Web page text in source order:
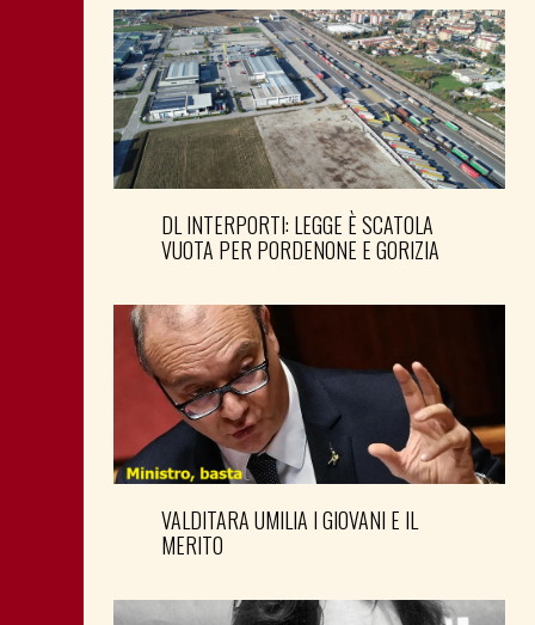
DL INTERPORTI: LEGGE È SCATOLA
VUOTA PER PORDENONE E GORIZIA
VALDITARA UMILIA I GIOVANI E IL
MERITO